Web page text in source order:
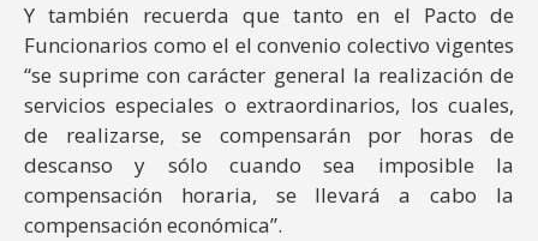
Y también recuerda que tanto en el Pacto de
Funcionarios como el el convenio colectivo vigentes
“se suprime con carácter general la realización de
servicios especiales o extraordinarios, los cuales,
de realizarse, se compensarán por horas de
descanso y sólo cuando sea imposible la
compensación horaria, se llevará a cabo la
compensación económica”.